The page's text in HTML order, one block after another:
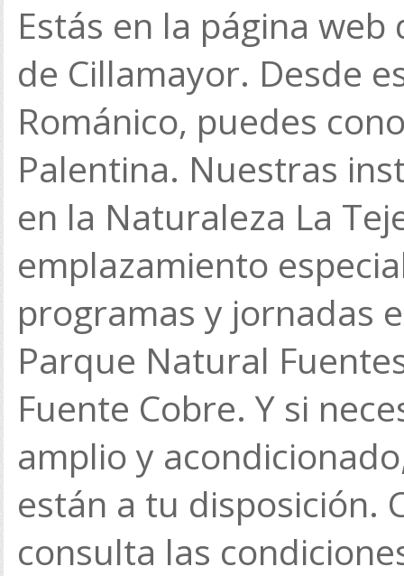
Estás en la página web
de Cillamayor. Desde
Románico, puedes
Palentina. Nuestras
en la Naturaleza La
emplazamiento
programas y jornadas
Parque Natural
Fuente Cobre. Y si
amplio y
están a tu disposición.
consulta las